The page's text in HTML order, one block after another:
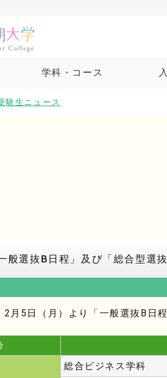
学科・コース
験生ニュース
般選抜B日程」及び「総合型選
月5日（月）より「一般選抜B日
総合ビジネス学科